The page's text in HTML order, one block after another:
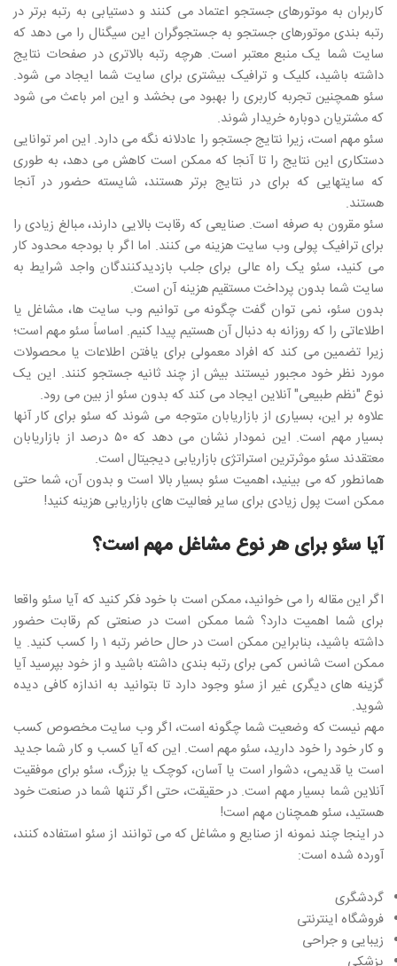
کاربران به موتورهای جستجو اعتماد می کنند و دستیابی به رتبه برتر در
رتبه بندی موتورهای جستجو به جستجوگران این سیگنال را می دهد که
سایت شما یک منبع معتبر است. هرچه رتبه بالاتری در صفحات نتایج
داشته باشید، کلیک و ترافیک بیشتری برای سایت شما ایجاد می شود.
سئو همچنین تجربه کاربری را بهبود می بخشد و این امر باعث می شود
که مشتریان دوباره خریدار شوند.
سئو مهم است، زیرا نتایج جستجو را عادلانه نگه می دارد. این امر توانایی
دستکاری این نتایج را تا آنجا که ممکن است کاهش می دهد، به طوری
که سایتهایی که برای در نتایج برتر هستند، شایسته حضور در آنجا
هستند.
سئو مقرون به صرفه است. صنایعی که رقابت بالایی دارند، مبالغ زیادی را
برای ترافیک پولی وب سایت هزینه می کنند. اما اگر با بودجه محدود کار
می کنید، سئو یک راه عالی برای جلب بازدیدکنندگان واجد شرایط به
سایت شما بدون پرداخت مستقیم هزینه آن است.
بدون سئو، نمی توان گفت چگونه می توانیم وب سایت ها، مشاغل یا
اطلاعاتی را که روزانه به دنبال آن هستیم پیدا کنیم. اساساً سئو مهم است؛
زیرا تضمین می کند که افراد معمولی برای یافتن اطلاعات یا محصولات
مورد نظر خود مجبور نیستند بیش از چند ثانیه جستجو کنند. این یک
نوع "نظم طبیعی" آنلاین ایجاد می کند که بدون سئو از بین می رود.
علاوه بر این، بسیاری از بازاریابان متوجه می شوند که سئو برای کار آنها
بسیار مهم است. این نمودار نشان می دهد که ۵۰ درصد از بازاریابان
معتقدند سئو موثرترین استراتژی بازاریابی دیجیتال است.
همانطور که می بینید، اهمیت سئو بسیار بالا است و بدون آن، شما حتی
ممکن است پول زیادی برای سایر فعالیت های بازاریابی هزینه کنید!
آیا سئو برای هر نوع مشاغل مهم است؟
اگر این مقاله را می خوانید، ممکن است با خود فکر کنید که آیا سئو واقعا
برای شما اهمیت دارد؟ شما ممکن است در صنعتی کم رقابت حضور
داشته باشید، بنابراین ممکن است در حال حاضر رتبه ۱ را کسب کنید. یا
ممکن است شانس کمی برای رتبه بندی داشته باشید و از خود بپرسید آیا
گزینه های دیگری غیر از سئو وجود دارد تا بتوانید به اندازه کافی دیده
شوید.
مهم نیست که وضعیت شما چگونه است، اگر وب سایت مخصوص کسب
و کار خود را خود دارید، سئو مهم است. این که آیا کسب و کار شما جدید
است یا قدیمی، دشوار است یا آسان، کوچک یا بزرگ، سئو برای موفقیت
آنلاین شما بسیار مهم است. در حقیقت، حتی اگر تنها شما در صنعت خود
هستید، سئو همچنان مهم است!
در اینجا چند نمونه از صنایع و مشاغل که می توانند از سئو استفاده کنند،
آورده شده است:
گردشگری
فروشگاه اینترنتی
زیبایی و جراحی